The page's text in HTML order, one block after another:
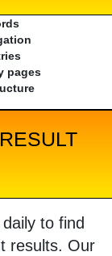
pages
to find
results. Our